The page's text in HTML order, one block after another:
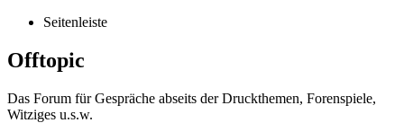
Seitenleiste
Offtopic
Das Forum für Gespräche abseits der Druckthemen, Forenspiele,
Witziges u.s.w.